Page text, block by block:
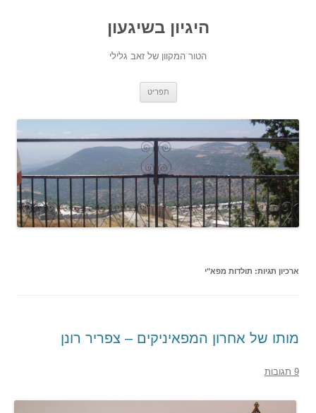
היגיון בשיגעון
הטור המקוון של זאב גלילי
תפריט
ארכיון תגיות: תולדות מפא"י
מותו של אחרון המפאיניקים – צפריר רונן
9 תגובות